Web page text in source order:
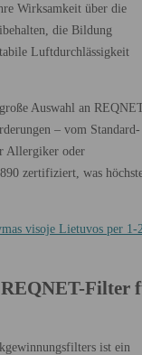
Wirksamkeit über die
die Bildung
Luftdurchlässigkeit
Auswahl an
– vom Standard-
Allergiker oder
zertifiziert, was
visoje Lietuvos per 1-
REQNET-Filter
ist ein